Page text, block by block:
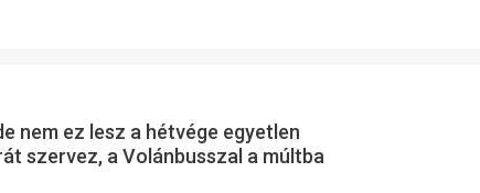
nem ez lesz a hétvége egyetlen
szervez, a Volánbusszal a múltba